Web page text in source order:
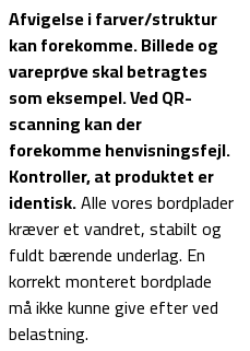
Afvigelse i farver/struktur
kan forekomme. Billede og
vareprøve skal betragtes
som eksempel.Ved QR-
scanning kan der
forekomme henvisningsfejl.
Kontroller, at produktet er
identisk.Alle vores bordplader
kræver et vandret, stabilt og
fuldt bærende underlag. En
korrekt monteret bordplade
må ikke kunne give efter ved
belastning.